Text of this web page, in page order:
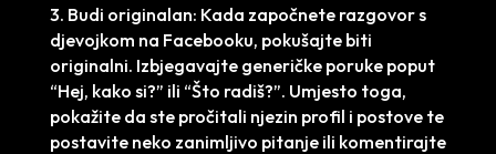
3. Budi originalan: Kada započnete razgovor s
djevojkom na Facebooku, pokušajte biti
originalni. Izbjegavajte generičke poruke poput
“Hej, kako si?” ili “Što radiš?”. Umjesto toga,
pokažite da ste pročitali njezin profil i postove te
postavite neko zanimljivo pitanje ili komentirajte